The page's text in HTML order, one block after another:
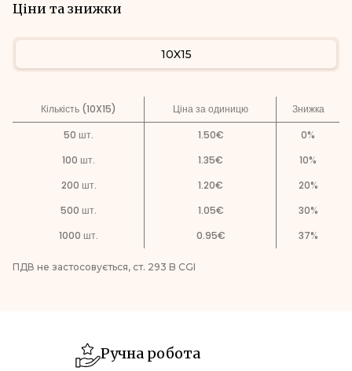
Ціни та знижки
10X15
Кількість (10X15) Ціна за одиницю
Знижка
50 шт. 1.50€ 0%
100 шт. 1.35€ 10%
200 шт. 1.20€ 20%
500 шт. 1.05€ 30%
1000 шт. 0.95€ 37%
ПДВ не застосовується, ст. 293 B CGI
Ручна робота